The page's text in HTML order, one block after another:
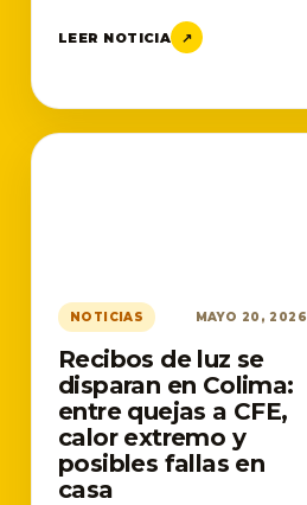
LEER NOTICIA ↗
NOTICIAS MAYO 20, 2026
Recibos de luz se
disparan en Colima:
entre quejas a CFE,
calor extremo y
posibles fallas en
casa